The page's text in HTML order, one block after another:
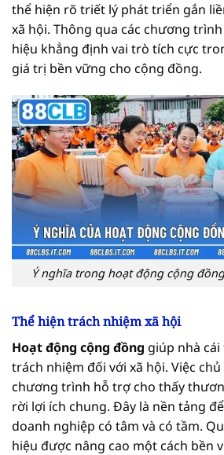
thể hiện rõ triết lý phát triển gắn
xã hội. Thông qua các chương
hiệu khẳng định vai trò tích cực
giá trị bền vững cho cộng đồng.
Ý nghĩa trong hoạt động cộng
Thể hiện trách nhiệm xã hội
Hoạt động cộng đồng giúp nhà
trách nhiệm đối với xã hội. Việc
chương trình hỗ trợ cho thấy
rời lợi ích chung. Đây là nền tảng
doanh nghiệp có tâm và có tầm.
hiệu được nâng cao một cách bền